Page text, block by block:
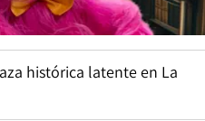
histórica latente en La